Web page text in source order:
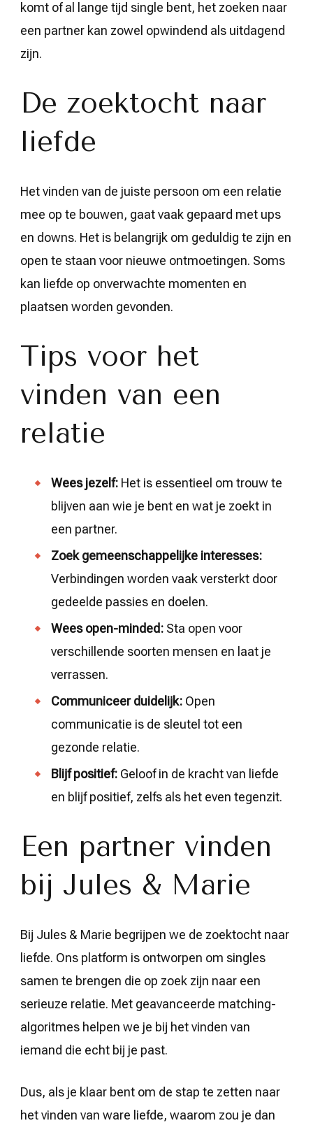
komt of al lange tijd single bent, het zoeken naar
een partner kan zowel opwindend als uitdagend
zijn.
De zoektocht naar
liefde
Het vinden van de juiste persoon om een relatie
mee op te bouwen, gaat vaak gepaard met ups
en downs. Het is belangrijk om geduldig te zijn en
open te staan voor nieuwe ontmoetingen. Soms
kan liefde op onverwachte momenten en
plaatsen worden gevonden.
Tips voor het
vinden van een
relatie
Wees jezelf: Het is essentieel om trouw te
blijven aan wie je bent en wat je zoekt in
een partner.
Zoek gemeenschappelijke interesses:
Verbindingen worden vaak versterkt door
gedeelde passies en doelen.
Wees open-minded: Sta open voor
verschillende soorten mensen en laat je
verrassen.
Communiceer duidelijk: Open
communicatie is de sleutel tot een
gezonde relatie.
Blijf positief: Geloof in de kracht van liefde
en blijf positief, zelfs als het even tegenzit.
Een partner vinden
bij Jules & Marie
Bij Jules & Marie begrijpen we de zoektocht naar
liefde. Ons platform is ontworpen om singles
samen te brengen die op zoek zijn naar een
serieuze relatie. Met geavanceerde matching-
algoritmes helpen we je bij het vinden van
iemand die echt bij je past.
Dus, als je klaar bent om de stap te zetten naar
het vinden van ware liefde, waarom zou je dan